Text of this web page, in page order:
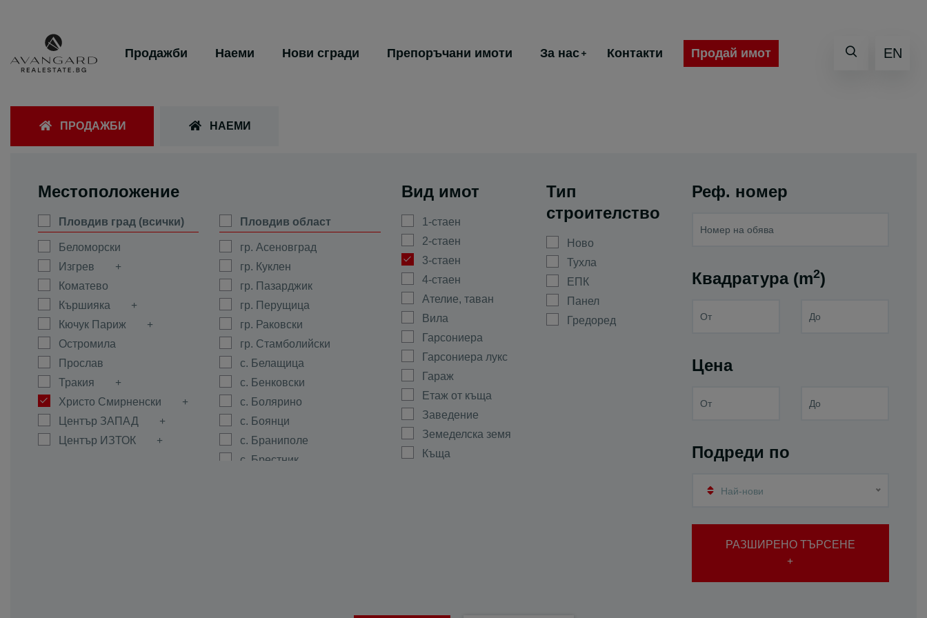
Продажби Наеми Нови сгради Препоръчани имоти За нас Контакти Продай имот EN
ПРОДАЖБИ НАЕМИ
Местоположение
Пловдив град (всички)
Беломорски
Изгрев
Коматево
Кършияка
Кючук Париж
Остромила
Прослав
Тракия
Христо Смирненски
Център ЗАПАД
Център ИЗТОК
Пловдив област
гр. Асеновград
гр. Куклен
гр. Пазарджик
гр. Перущица
гр. Раковски
гр. Стамболийски
с. Белащица
с. Бенковски
с. Болярино
с. Боянци
с. Браниполе
с. Брестник
Вид имот
1-стаен
2-стаен
3-стаен
4-стаен
Ателие, таван
Вила
Гарсониера
Гарсониера лукс
Гараж
Етаж от къща
Заведение
Земеделска земя
Къща
Тип
строителство
Ново
Тухла
ЕПК
Панел
Гредоред
Реф. номер
Квадратура (m2)
Цена
Подреди по
Най-нови
РАЗШИРЕНО ТЪРСЕНЕ